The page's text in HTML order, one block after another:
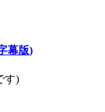
幕版)
す)